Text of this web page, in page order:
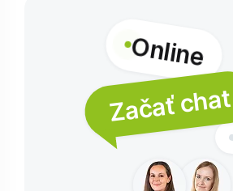
Online
Začať chat